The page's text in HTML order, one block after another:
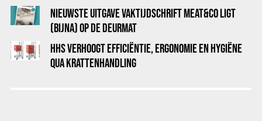
NIEUWSTE UITGAVE VAKTIJDSCHRIFT MEAT&CO LIGT
(BIJNA) OP DE DEURMAT
HHS VERHOOGT EFFICIËNTIE, ERGONOMIE EN HYGIËNE
QUA KRATTENHANDLING